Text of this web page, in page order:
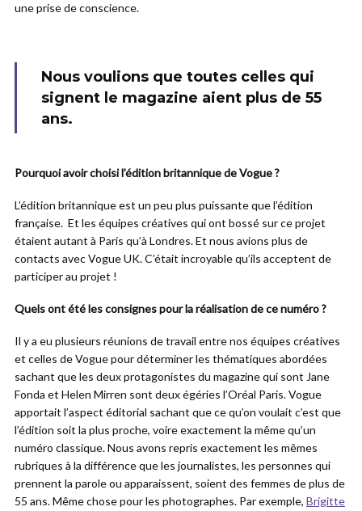
une prise de conscience.
Nous voulions que toutes celles qui
signent le magazine aient plus de 55
ans.
Pourquoi avoir choisi l’édition britannique de Vogue ?
L’édition britannique est un peu plus puissante que l’édition
française. Et les équipes créatives qui ont bossé sur ce projet
étaient autant à Paris qu’à Londres. Et nous avions plus de
contacts avec Vogue UK. C’était incroyable qu’ils acceptent de
participer au projet !
Quels ont été les consignes pour la réalisation de ce numéro ?
Il y a eu plusieurs réunions de travail entre nos équipes créatives
et celles de Vogue pour déterminer les thématiques abordées
sachant que les deux protagonistes du magazine qui sont Jane
Fonda et Helen Mirren sont deux égéries l’Oréal Paris. Vogue
apportait l’aspect éditorial sachant que ce qu’on voulait c’est que
l’édition soit la plus proche, voire exactement la même qu’un
numéro classique. Nous avons repris exactement les mêmes
rubriques à la différence que les journalistes, les personnes qui
prennent la parole ou apparaissent, soient des femmes de plus de
55 ans. Même chose pour les photographes. Par exemple, Brigitte